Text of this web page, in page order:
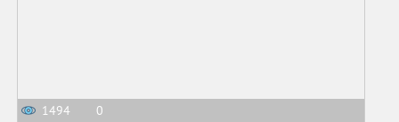
1494 0